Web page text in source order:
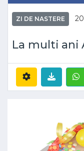
ZI DE NASTERE
La multi ani